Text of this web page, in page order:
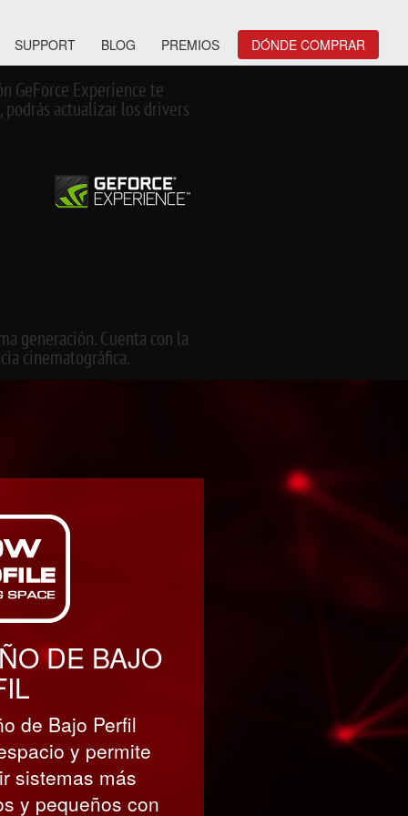
SUPPORT BLOG PREMIOS DÓNDE COMPRAR
GeForce Experience te
actualizar los drivers
generación. Cuenta con la
cinematográfica.
DE BAJO
de Bajo Perfil
y permite
sistemas más
y pequeños con